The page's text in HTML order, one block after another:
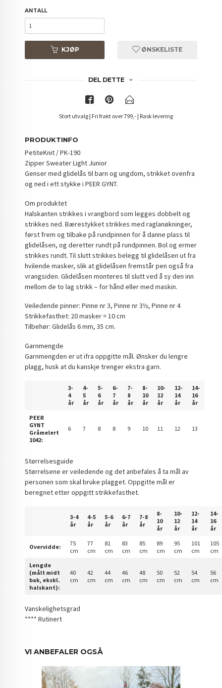
ANTALL
KJØP ØNSKELISTE
DEL DETTE
Stort utvalg | Fri frakt over 799,- | Rask levering
PRODUKTINFO
PetiteKnit / PK-190
Zipper Sweater Light Junior
Genser med glidelås til barn og ungdom, strikket ovenfra
og ned i ett stykke i PEER GYNT.
Om produktet
Halskanten strikkes i vrangbord som legges dobbelt og
strikkes ned. Bærestykket strikkes med raglanøkninger,
først frem og tilbake på rundpinnen for å danne plass til
glidelåsen, og deretter rundt på rundpinnen. Bol og ermer
strikkes rundt. Til slutt strikkes belegg til glidelåsen ut fra
hvilende masker, slik at glidelåsen fremstår pen også fra
vrangsiden. Glidelåsen monteres til slutt ved å sy den inn
mellom de to lag strikk – for hånd eller med maskin.
Veiledende pinner: Pinne nr 3, Pinne nr 3½, Pinne nr 4
Strikkefasthet: 20 masker = 10 cm
Tilbehør: Glidelås 6 mm, 35 cm.
Garnmengde
Garnmengden er ut ifra oppgitte mål. Ønsker du lengre
plagg, husk at du kanskje trenger ekstra garn.
3-
4
år
4-
5
år
5-
6
år
6-
7
år
7-
8
år
8-
10
år
10-
12
år
12-
14
år
14-
16
år
PEER
GYNT
Gråmelert
1042:
6 7 8 8 9 10 11 12 13
Størrelsesguide
Størrelsene er veiledende og det anbefales å ta mål av
personen som skal bruke plagget. Oppgitte mål er
beregnet etter oppgitt strikkefasthet.
3-4
år
4-5
år
5-6
år
6-7
år
7-8
år
8-
10
år
10-
12
år
12-
14
år
14-
16
år
Overvidde:
75
cm
77
cm
81
cm
83
cm
85
cm
89
cm
95
cm
101
cm
105
cm
Lengde
(målt midt
bak, ekskl.
halskant):
40
cm
42
cm
44
cm
46
cm
48
cm
50
cm
52
cm
54
cm
56
cm
Vanskelighetsgrad
**** Rutinert
VI ANBEFALER OGSÅ